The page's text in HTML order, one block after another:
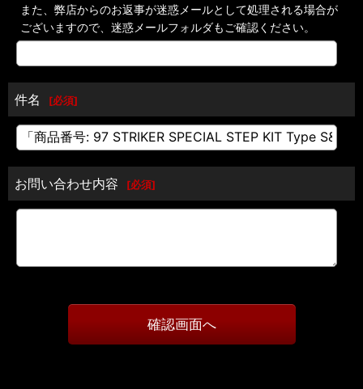
また、弊店からのお返事が迷惑メールとして処理される場合が
ございますので、迷惑メールフォルダもご確認ください。
件名 [必須]
お問い合わせ内容 [必須]
確認画面へ